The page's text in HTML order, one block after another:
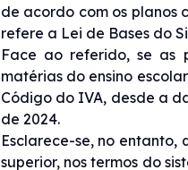
de acordo com os planos
refere a Lei de Bases do
Face ao referido, se as
matérias do ensino
Código do IVA, desde a
de 2024.
Esclarece-se, no
superior, nos termos do